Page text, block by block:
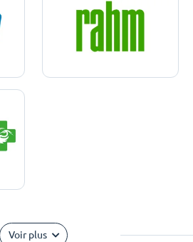
Voir plus